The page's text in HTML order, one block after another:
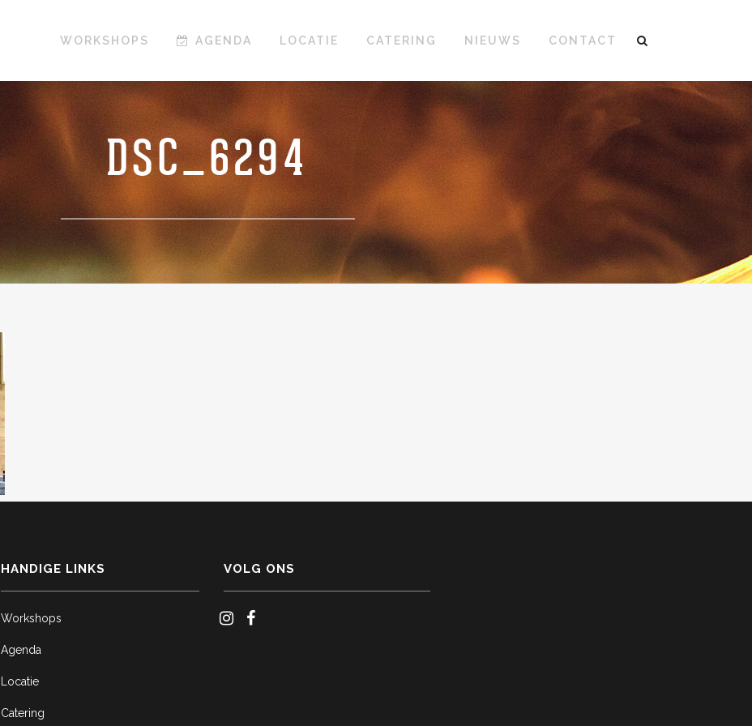
WORKSHOPS AGENDA LOCATIE CATERING NIEUWS CONTACT
DSC_6294
HANDIGE LINKS
Workshops
Agenda
Locatie
Catering
VOLG ONS